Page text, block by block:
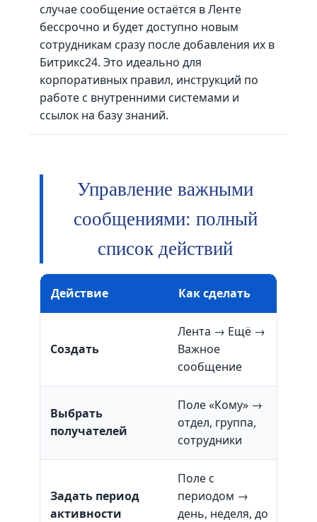
случае сообщение остаётся в Ленте
бессрочно и будет доступно новым
сотрудникам сразу после добавления их в
Битрикс24. Это идеально для
корпоративных правил, инструкций по
работе с внутренними системами и
ссылок на базу знаний.
Управление важными
сообщениями: полный
список действий
Действие Как сделать
Создать
Лента → Ещё →
Важное
сообщение
Выбрать
получателей
Поле «Кому» →
отдел, группа,
сотрудники
Задать период
активности
Поле с
периодом →
день, неделя, до